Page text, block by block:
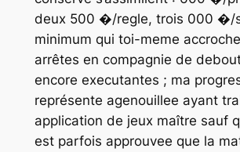
deux 500 �/regle, trois 000 �/
minimum qui toi-meme
arrêtes en compagnie de
encore executantes ; ma
représente agenouillee ayant
application de jeux maître sauf
est parfois approuvee que la